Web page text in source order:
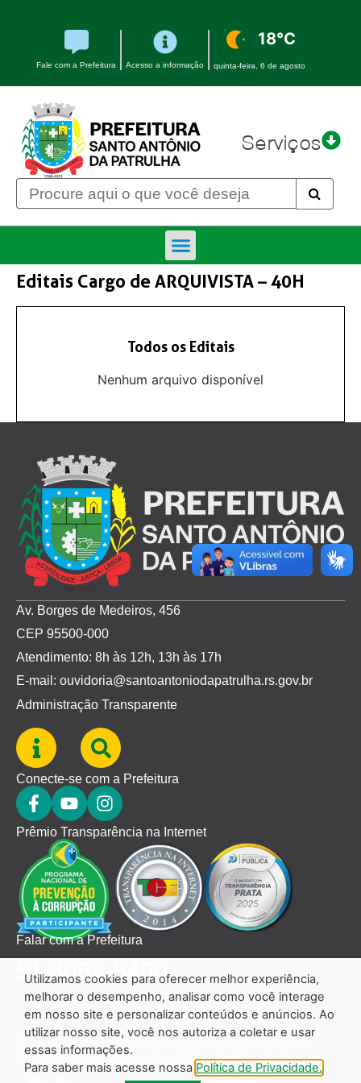
Fale com a Prefeitura Acesso a informação
18°C
quinta-feira, 6 de agosto
Serviços
Editais Cargo de ARQUIVISTA – 40H
Todos os Editais
Nenhum arquivo disponível
Av. Borges de Medeiros, 456
CEP 95500-000
Atendimento: 8h às 12h, 13h às 17h
E-mail: ouvidoria@santoantoniodapatrulha.rs.gov.br
Administração Transparente
Conecte-se com a Prefeitura
Prêmio Transparência na Internet
Falar com a Prefeitura
51 3662-8400
Copyright © 2024 Prefeitura de Santo Antônio da Patrulha.
Todos os Direitos Reservados.
Política de Privacidade.
Utilizamos cookies para oferecer melhor experiência,
melhorar o desempenho, analisar como você interage
em nosso site e personalizar conteúdos e anúncios. Ao
utilizar nosso site, você nos autoriza a coletar e usar
essas informações.
Para saber mais acesse nossa Política de Privacidade.